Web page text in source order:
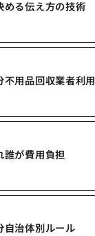
める伝え方の技術
用品回収業者利用
誰が費用負担
自治体別ルール